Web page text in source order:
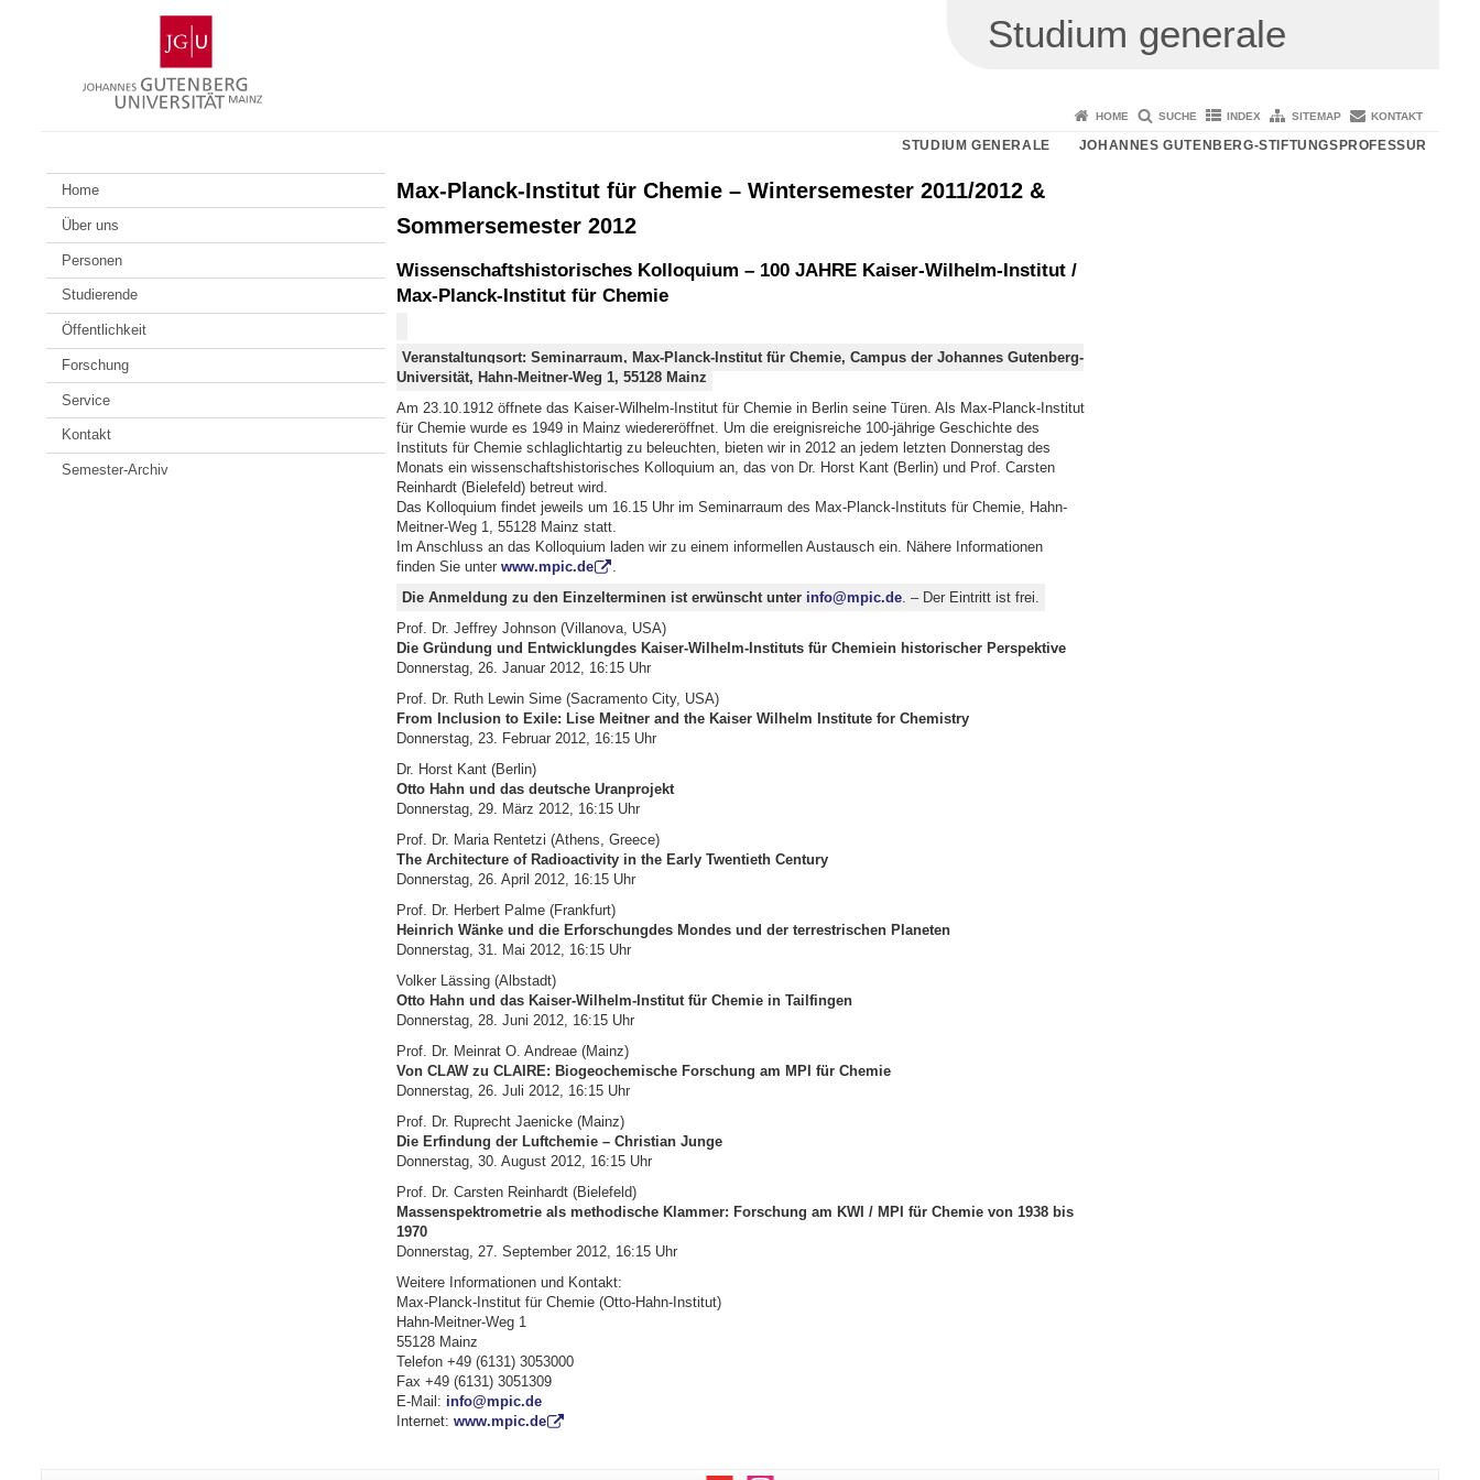
Gutenberg-
Universität
Mainz
Studium generale
HOME SUCHE INDEX SITEMAP KONTAKT
STUDIUM GENERALE JOHANNES GUTENBERG-STIFTUNGSPROFESSUR
Home
Über uns
Personen
Studierende
Öffentlichkeit
Forschung
Service
Kontakt
Semester-Archiv
Max-Planck-Institut für Chemie – Wintersemester 2011/2012 &
Sommersemester 2012
Wissenschaftshistorisches Kolloquium – 100 JAHRE Kaiser-Wilhelm-Institut /
Max-Planck-Institut für Chemie
Veranstaltungsort: Seminarraum, Max-Planck-Institut für Chemie, Campus der Johannes Gutenberg-
Universität, Hahn-Meitner-Weg 1, 55128 Mainz
Am 23.10.1912 öffnete das Kaiser-Wilhelm-Institut für Chemie in Berlin seine Türen. Als Max-Planck-Institut
für Chemie wurde es 1949 in Mainz wiedereröffnet. Um die ereignisreiche 100-jährige Geschichte des
Instituts für Chemie schlaglichtartig zu beleuchten, bieten wir in 2012 an jedem letzten Donnerstag des
Monats ein wissenschaftshistorisches Kolloquium an, das von Dr. Horst Kant (Berlin) und Prof. Carsten
Reinhardt (Bielefeld) betreut wird.
Das Kolloquium findet jeweils um 16.15 Uhr im Seminarraum des Max-Planck-Instituts für Chemie, Hahn-
Meitner-Weg 1, 55128 Mainz statt.
Im Anschluss an das Kolloquium laden wir zu einem informellen Austausch ein. Nähere Informationen
finden Sie unter www.mpic.de
.
Die Anmeldung zu den Einzelterminen ist erwünscht unter info@mpic.de. – Der Eintritt ist frei.
Prof. Dr. Jeffrey Johnson (Villanova, USA)
Die Gründung und Entwicklungdes Kaiser-Wilhelm-Instituts für Chemiein historischer Perspektive
Donnerstag, 26. Januar 2012, 16:15 Uhr
Prof. Dr. Ruth Lewin Sime (Sacramento City, USA)
From Inclusion to Exile: Lise Meitner and the Kaiser Wilhelm Institute for Chemistry
Donnerstag, 23. Februar 2012, 16:15 Uhr
Dr. Horst Kant (Berlin)
Otto Hahn und das deutsche Uranprojekt
Donnerstag, 29. März 2012, 16:15 Uhr
Prof. Dr. Maria Rentetzi (Athens, Greece)
The Architecture of Radioactivity in the Early Twentieth Century
Donnerstag, 26. April 2012, 16:15 Uhr
Prof. Dr. Herbert Palme (Frankfurt)
Heinrich Wänke und die Erforschungdes Mondes und der terrestrischen Planeten
Donnerstag, 31. Mai 2012, 16:15 Uhr
Volker Lässing (Albstadt)
Otto Hahn und das Kaiser-Wilhelm-Institut für Chemie in Tailfingen
Donnerstag, 28. Juni 2012, 16:15 Uhr
Prof. Dr. Meinrat O. Andreae (Mainz)
Von CLAW zu CLAIRE: Biogeochemische Forschung am MPI für Chemie
Donnerstag, 26. Juli 2012, 16:15 Uhr
Prof. Dr. Ruprecht Jaenicke (Mainz)
Die Erfindung der Luftchemie – Christian Junge
Donnerstag, 30. August 2012, 16:15 Uhr
Prof. Dr. Carsten Reinhardt (Bielefeld)
Massenspektrometrie als methodische Klammer: Forschung am KWI / MPI für Chemie von 1938 bis
1970
Donnerstag, 27. September 2012, 16:15 Uhr
Weitere Informationen und Kontakt:
Max-Planck-Institut für Chemie (Otto-Hahn-Institut)
Hahn-Meitner-Weg 1
55128 Mainz
Telefon +49 (6131) 3053000
Fax +49 (6131) 3051309
E-Mail: info@mpic.de
Internet: www.mpic.de